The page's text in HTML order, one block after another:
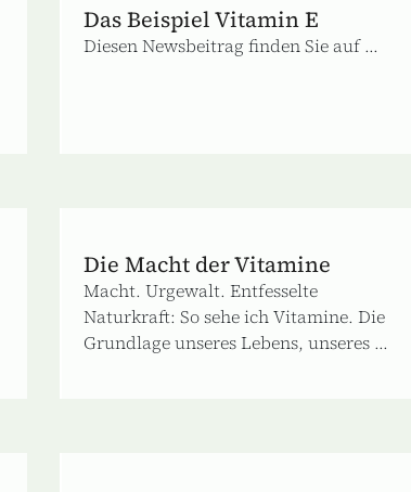
Das Beispiel Vitamin E
Diesen Newsbeitrag finden Sie auf ...
Die Macht der Vitamine
Macht. Urgewalt. Entfesselte
Naturkraft: So sehe ich Vitamine. Die
Grundlage unseres Lebens, unseres ...